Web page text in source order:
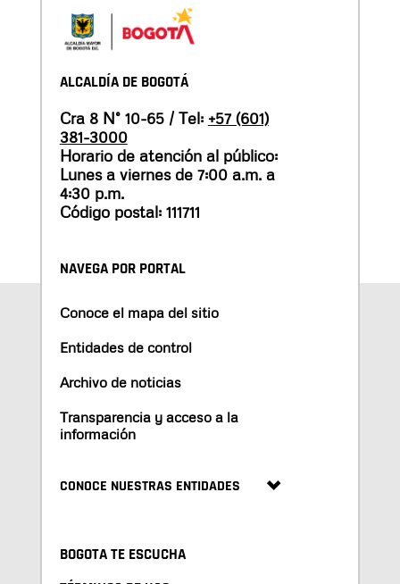
ALCALDÍA DE BOGOTÁ
Cra 8 N° 10-65 / Tel: +57 (601)
381-3000
Horario de atención al público:
Lunes a viernes de 7:00 a.m. a
4:30 p.m.
Código postal: 111711
NAVEGA POR PORTAL
Conoce el mapa del sitio
Entidades de control
Archivo de noticias
Transparencia y acceso a la
información
CONOCE NUESTRAS ENTIDADES
BOGOTA TE ESCUCHA